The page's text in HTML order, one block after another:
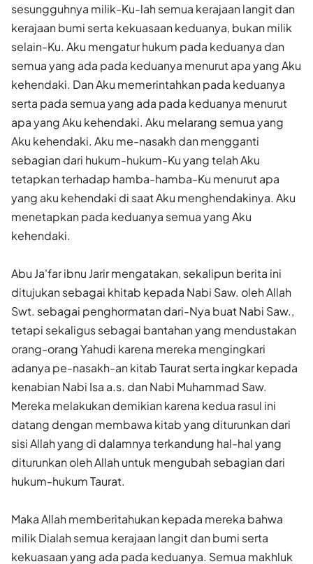
sesungguhnya milik-Ku-lah semua kerajaan langit dan
kerajaan bumi serta kekuasaan keduanya, bukan milik
selain-Ku. Aku mengatur hukum pada keduanya dan
semua yang ada pada keduanya menurut apa yang Aku
kehendaki. Dan Aku memerintahkan pada keduanya
serta pada semua yang ada pada keduanya menurut
apa yang Aku kehendaki. Aku melarang semua yang
Aku kehendaki. Aku me-nasakh dan mengganti
sebagian dari hukum-hukum-Ku yang telah Aku
tetapkan terhadap hamba-hamba-Ku menurut apa
yang aku kehendaki di saat Aku menghendakinya. Aku
menetapkan pada keduanya semua yang Aku
kehendaki.
Abu Ja'far ibnu Jarir mengatakan, sekalipun berita ini
ditujukan sebagai khitab kepada Nabi Saw. oleh Allah
Swt. sebagai penghormatan dari-Nya buat Nabi Saw.,
tetapi sekaligus sebagai bantahan yang mendustakan
orang-orang Yahudi karena mereka mengingkari
adanya pe-nasakh-an kitab Taurat serta ingkar kepada
kenabian Nabi Isa a.s. dan Nabi Muhammad Saw.
Mereka melakukan demikian karena kedua rasul ini
datang dengan membawa kitab yang diturunkan dari
sisi Allah yang di dalamnya terkandung hal-hal yang
diturunkan oleh Allah untuk mengubah sebagian dari
hukum-hukum Taurat.
Maka Allah memberitahukan kepada mereka bahwa
milik Dialah semua kerajaan langit dan bumi serta
kekuasaan yang ada pada keduanya. Semua makhluk